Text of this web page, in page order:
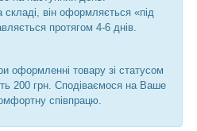
складі, він оформляється «під
протягом 4-6 днів.
оформленні товару зі статусом
200 грн. Сподіваємося на Ваше
співпрацю.